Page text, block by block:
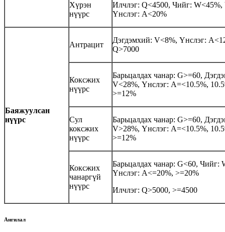
Хүрэн
нүүрс
Илчлэг: Q<4500, Чийг: W<45%,
Үнслэг: A<20%
Баяжуулсан
нүүрс
Антрацит
Дэгдэмхий: V<8%, Үнслэг:
Q>7000
Коксжих
нүүрс
Барьцалдах чанар: G>=60,
V<28%, Үнслэг: A=<10.5%,
>=12%
Сул
коксжих
нүүрс
Барьцалдах чанар: G>=60,
V>28%, Үнслэг: A=<10.5%,
>=12%
Коксжих
чанаргүй
нүүрс
Барьцалдах чанар: G<60, Чийг:
Үнслэг: A<=20%, >=20%
Илчлэг: Q>5000, >=4500
Ангилал